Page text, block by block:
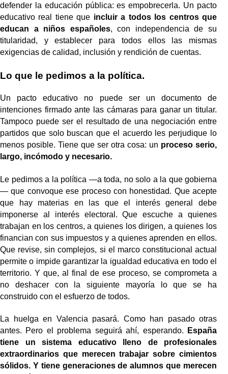
defender la educación pública: es empobrecerla. Un pacto
educativo real tiene que incluir a todos los centros que
educan a niños españoles, con independencia de su
titularidad, y establecer para todos ellos las mismas
exigencias de calidad, inclusión y rendición de cuentas.
Lo que le pedimos a la política.
Un pacto educativo no puede ser un documento de
intenciones firmado ante las cámaras para ganar un titular.
Tampoco puede ser el resultado de una negociación entre
partidos que solo buscan que el acuerdo les perjudique lo
menos posible. Tiene que ser otra cosa: un proceso serio,
largo, incómodo y necesario.
Le pedimos a la política —a toda, no solo a la que gobierna
— que convoque ese proceso con honestidad. Que acepte
que hay materias en las que el interés general debe
imponerse al interés electoral. Que escuche a quienes
trabajan en los centros, a quienes los dirigen, a quienes los
financian con sus impuestos y a quienes aprenden en ellos.
Que revise, sin complejos, si el marco constitucional actual
permite o impide garantizar la igualdad educativa en todo el
territorio. Y que, al final de ese proceso, se comprometa a
no deshacer con la siguiente mayoría lo que se ha
construido con el esfuerzo de todos.
La huelga en Valencia pasará. Como han pasado otras
antes. Pero el problema seguirá ahí, esperando.
España
tiene un sistema educativo lleno de profesionales
extraordinarios que merecen trabajar sobre cimientos
sólidos. Y tiene generaciones de alumnos que merecen